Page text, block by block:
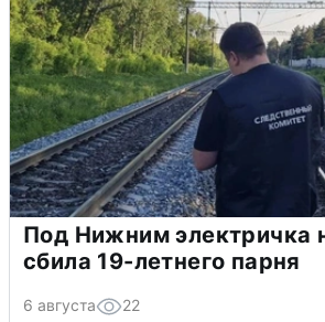
Под Нижним электричка
сбила 19-летнего парня
6 августа 22